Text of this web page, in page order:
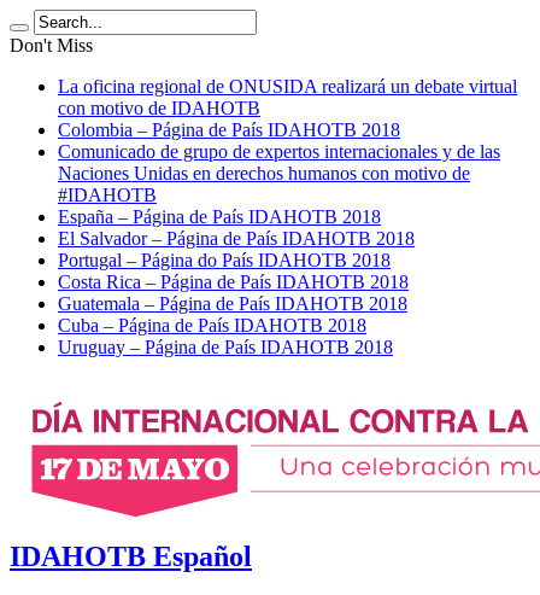
Don't Miss
La oficina regional de ONUSIDA realizará un debate virtual
con motivo de IDAHOTB
Colombia – Página de País IDAHOTB 2018
Comunicado de grupo de expertos internacionales y de las
Naciones Unidas en derechos humanos con motivo de
#IDAHOTB
España – Página de País IDAHOTB 2018
El Salvador – Página de País IDAHOTB 2018
Portugal – Página do País IDAHOTB 2018
Costa Rica – Página de País IDAHOTB 2018
Guatemala – Página de País IDAHOTB 2018
Cuba – Página de País IDAHOTB 2018
Uruguay – Página de País IDAHOTB 2018
IDAHOTB Español